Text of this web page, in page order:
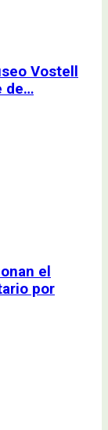
Vostell
de…
el
por